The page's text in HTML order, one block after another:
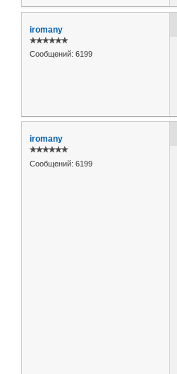
iromany
✯✯✯✯✯✯
Сообщений: 6199
iromany
✯✯✯✯✯✯
Сообщений: 6199